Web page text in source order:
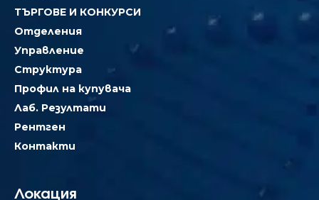
ТЪРГОВЕ И КОНКУРСИ
Отделения
Управление
Структура
Профил на купувача
Лаб. Резултати
Рентген
Контакти
Локация